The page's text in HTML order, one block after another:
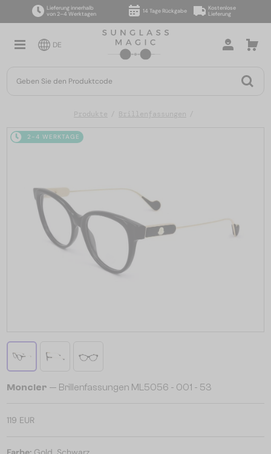
Lieferung innerhalb
von 2–4 Werktagen
14 Tage Rückgabe
Kostenlose
Lieferung
DE
Produkte Brillenfassungen
2-4 WERKTAGE
Moncler — Brillenfassungen ML5056 - 001 - 53
119 EUR